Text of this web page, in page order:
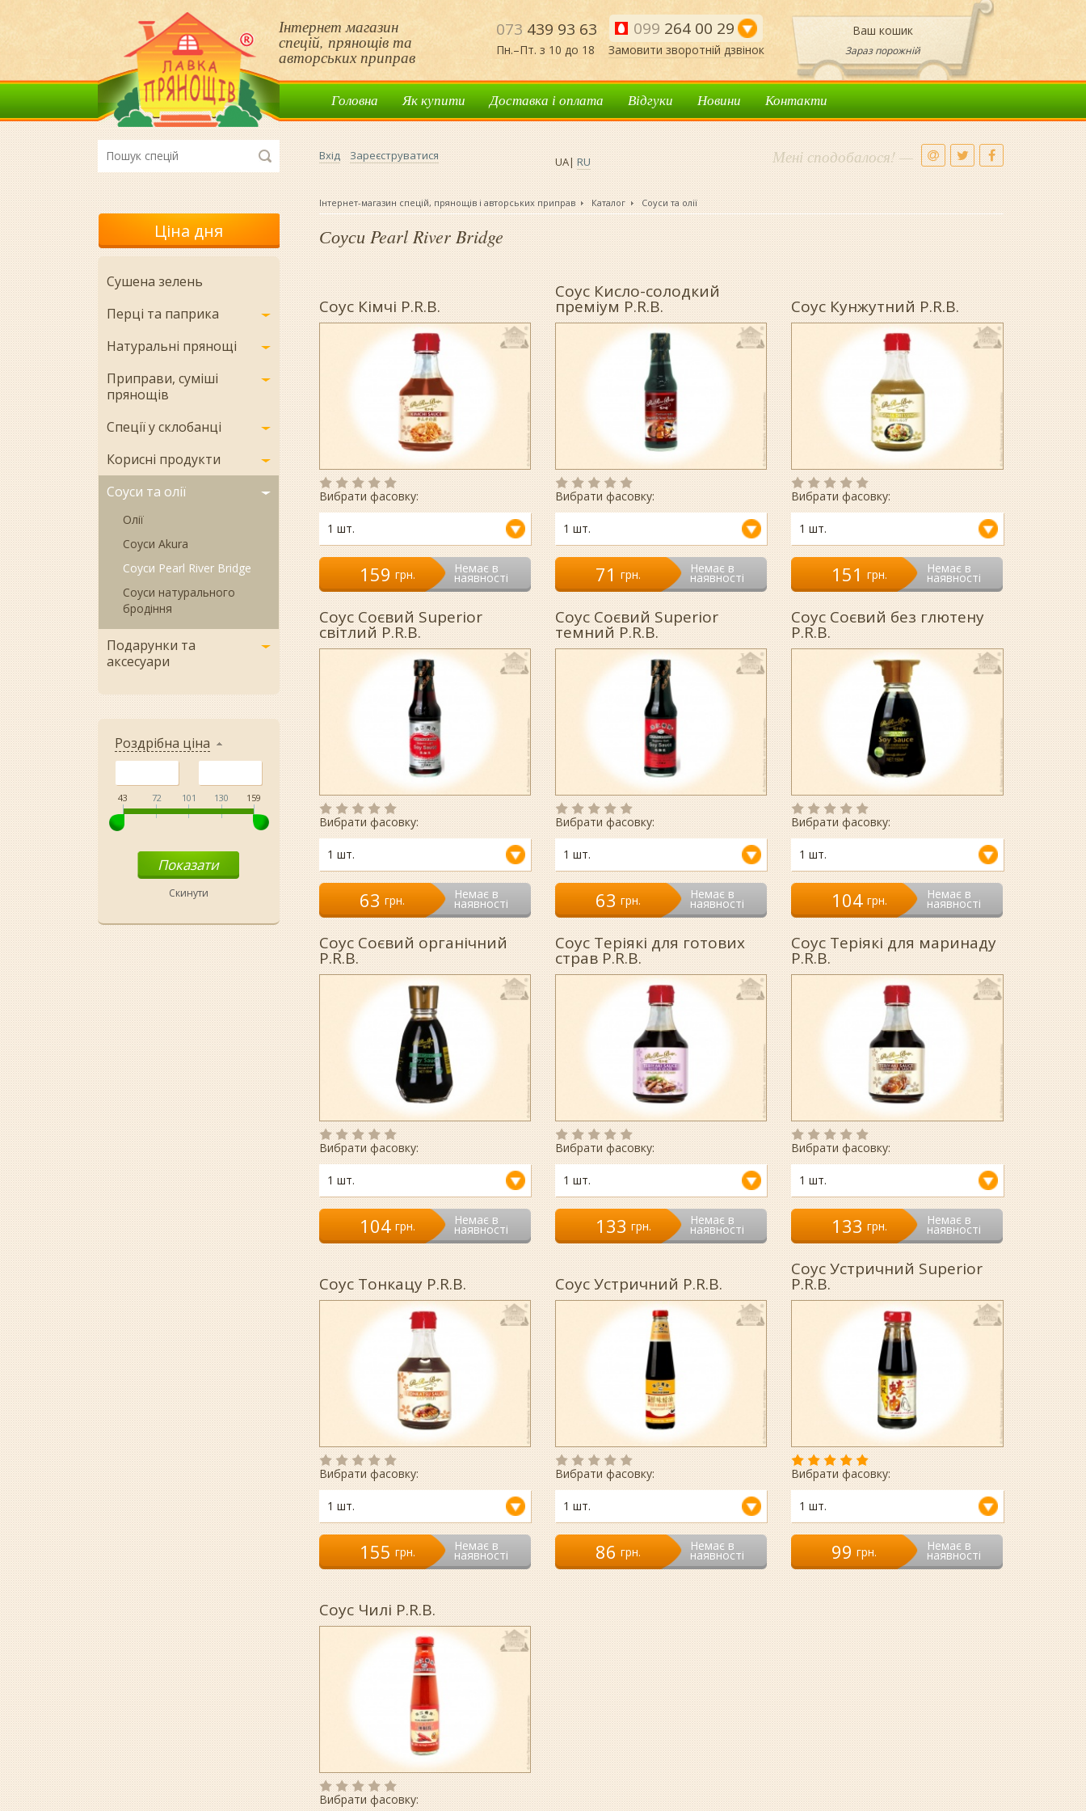
Інтернет магазин
спецій, прянощів та
авторських приправ
073 439 93 63 099 264 00 29
Пн.–Пт. з 10 до 18 Замовити зворотній дзвінок
Ваш кошик
Зараз порожній
Головна Як купити Доставка і оплата Відгуки Новини Контакти
Вхід Зареєструватися UA| RU Мені сподобалося! —
Інтернет-магазин спецій, прянощів і авторських приправ Каталог Соуси та олії
Ціна дня
Сушена зелень
Перці та паприка
Натуральні прянощі
Приправи, суміші
прянощів
Спеції у склобанці
Корисні продукти
Соуси та олії
Олії
Соуси Akura
Соуси Pearl River Bridge
Соуси натурального
бродіння
Подарунки та
аксесуари
Роздрібна ціна
43 72 101 130 159
Соуси Pearl River Bridge
Соус Кімчі P.R.B.
Вибрати фасовку:
1 шт.
159 гpн. Немає в
наявності
Соус Кисло-солодкий
преміум P.R.B.
Вибрати фасовку:
1 шт.
71 гpн. Немає в
наявності
Соус Кунжутний P.R.B.
Вибрати фасовку:
1 шт.
151 гpн. Немає в
наявності
Соус Соєвий Superior
світлий P.R.B.
Вибрати фасовку:
1 шт.
63 гpн. Немає в
наявності
Соус Соєвий Superior
темний P.R.B.
Вибрати фасовку:
1 шт.
63 гpн. Немає в
наявності
Соус Соєвий без глютену
P.R.B.
Вибрати фасовку:
1 шт.
104 гpн. Немає в
наявності
Соус Соєвий органічний
P.R.B.
Вибрати фасовку:
1 шт.
104 гpн. Немає в
наявності
Соус Теріякі для готових
страв P.R.B.
Вибрати фасовку:
1 шт.
133 гpн. Немає в
наявності
Соус Теріякі для маринаду
P.R.B.
Вибрати фасовку:
1 шт.
133 гpн. Немає в
наявності
Соус Тонкацу P.R.B.
Вибрати фасовку:
1 шт.
155 гpн. Немає в
наявності
Соус Устричний P.R.B.
Вибрати фасовку:
1 шт.
86 гpн. Немає в
наявності
Соус Устричний Superior
P.R.B.
Вибрати фасовку:
1 шт.
99 гpн. Немає в
наявності
Соус Чилі P.R.B.
Вибрати фасовку: